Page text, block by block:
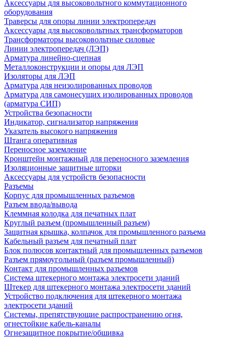
Аксессуары для высоковольтного коммутационного
оборудования
Траверсы для опоры линии электропередач
Аксессуары для высоковольтных трансформаторов
Трансформаторы высоковольтные силовые
Линии электропередач (ЛЭП)
Арматура линейно-сцепная
Металлоконструкции и опоры для ЛЭП
Изоляторы для ЛЭП
Арматура для неизолированных проводов
Арматура для самонесущих изолированных проводов
(арматура СИП)
Устройства безопасности
Индикатор, сигнализатор напряжения
Указатель высокого напряжения
Штанга оперативная
Переносное заземление
Кронштейн монтажный для переносного заземления
Изоляционные защитные шторки
Аксессуары для устройств безопасности
Разъемы
Корпус для промышленных разъемов
Разъем ввода/вывода
Клеммная колодка для печатных плат
Круглый разъем (промышленный разъем)
Защитная крышка, колпачок для промышленного разъема
Кабельный разъем для печатный плат
Блок полюсов контактный для промышленных разъемов
Разъем прямоугольный (разъем промышленный)
Контакт для промышленных разъемов
Система штекерного монтажа электросети зданий
Штекер для штекерного монтажа электросети зданий
Устройство подключения для штекерного монтажа
электросети зданий
Системы, препятствующие распространению огня,
огнестойкие кабель-каналы
Огнезащитное покрытие/обшивка